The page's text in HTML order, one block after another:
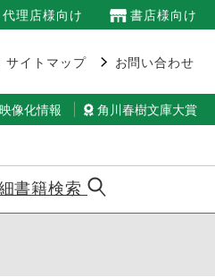
理店様向け 書店様向け
サイトマップ お問い合わせ
映像化情報 角川春樹文庫大賞
書籍検索